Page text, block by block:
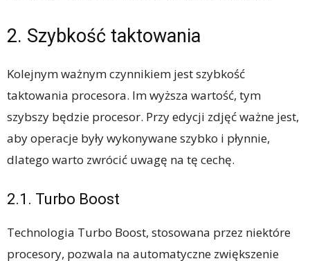
2. Szybkość taktowania
Kolejnym ważnym czynnikiem jest szybkość
taktowania procesora. Im wyższa wartość, tym
szybszy będzie procesor. Przy edycji zdjęć ważne jest,
aby operacje były wykonywane szybko i płynnie,
dlatego warto zwrócić uwagę na tę cechę.
2.1. Turbo Boost
Technologia Turbo Boost, stosowana przez niektóre
procesory, pozwala na automatyczne zwiększenie